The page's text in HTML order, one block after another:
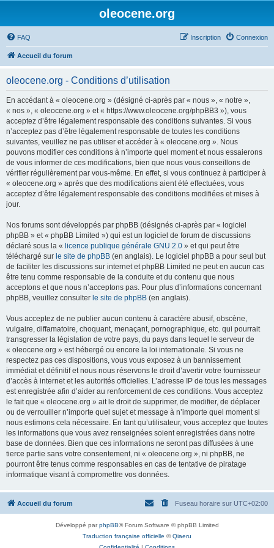
oleocene.org
FAQ Connexion
Inscription
Accueil du forum
oleocene.org - Conditions d’utilisation
En accédant à « oleocene.org » (désigné ci-après par « nous », « notre »,
« nos », « oleocene.org » et « https://www.oleocene.org/phpBB3 »), vous
acceptez d’être légalement responsable des conditions suivantes. Si vous
n’acceptez pas d’être légalement responsable de toutes les conditions
suivantes, veuillez ne pas utiliser et accéder à « oleocene.org ». Nous
pouvons modifier ces conditions à n’importe quel moment et nous essaierons
de vous informer de ces modifications, bien que nous vous conseillons de
vérifier régulièrement par vous-même. En effet, si vous continuez à participer à
« oleocene.org » après que des modifications aient été effectuées, vous
acceptez d’être légalement responsable des conditions modifiées et mises à
jour.
Nos forums sont développés par phpBB (désignés ci-après par « logiciel
phpBB » et « phpBB Limited ») qui est un logiciel de forum de discussions
déclaré sous la « licence publique générale GNU 2.0 » et qui peut être
téléchargé sur le site de phpBB (en anglais). Le logiciel phpBB a pour seul but
de faciliter les discussions sur internet et phpBB Limited ne peut en aucun cas
être tenu comme responsable de la conduite et du contenu que nous
acceptons et que nous n’acceptons pas. Pour plus d’informations concernant
phpBB, veuillez consulter le site de phpBB (en anglais).
Vous acceptez de ne publier aucun contenu à caractère abusif, obscène,
vulgaire, diffamatoire, choquant, menaçant, pornographique, etc. qui pourrait
transgresser la législation de votre pays, du pays dans lequel le serveur de
« oleocene.org » est hébergé ou encore la loi internationale. Si vous ne
respectez pas ces dispositions, vous vous exposez à un bannissement
immédiat et définitif et nous nous réservons le droit d’avertir votre fournisseur
d’accès à internet et les autorités officielles. L’adresse IP de tous les messages
est enregistrée afin d’aider au renforcement de ces conditions. Vous acceptez
le fait que « oleocene.org » ait le droit de supprimer, de modifier, de déplacer
ou de verrouiller n’importe quel sujet et message à n’importe quel moment si
nous estimons cela nécessaire. En tant qu’utilisateur, vous acceptez que toutes
les informations que vous avez renseignées soient enregistrées dans notre
base de données. Bien que ces informations ne seront pas diffusées à une
tierce partie sans votre consentement, ni « oleocene.org », ni phpBB, ne
pourront être tenus comme responsables en cas de tentative de piratage
informatique visant à compromettre vos données.
Accueil du forum Fuseau horaire sur UTC+02:00
Développé parphpBB® Forum Software © phpBB Limited
Traduction française officielle ©Qiaeru